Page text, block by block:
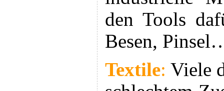
den Tools
Besen,
Textile: Viele